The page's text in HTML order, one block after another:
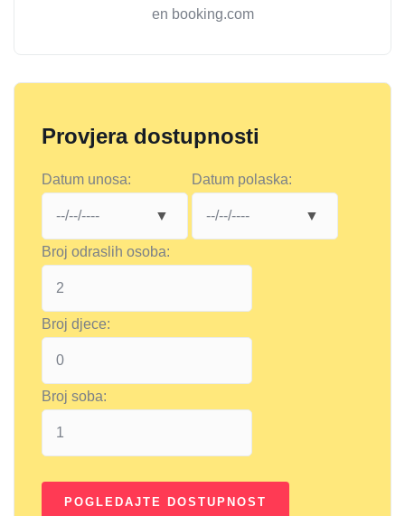
en booking.com
Provjera dostupnosti
Datum unosa: Datum polaska:
Broj odraslih osoba:
Broj djece:
Broj soba: